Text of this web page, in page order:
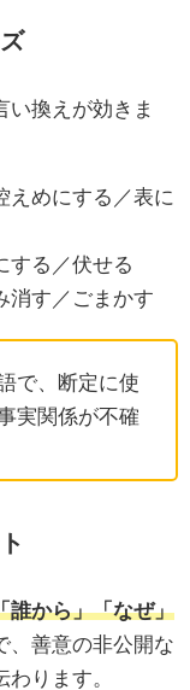
い換えが効きま
えめにする／表に
する／伏せる
消す／ごまかす
で、断定に使
実関係が不確
誰から」「なぜ」
、善意の非公開な
ります。